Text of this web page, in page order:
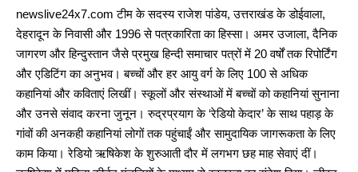
newslive24x7.com टीम के सदस्य राजेश पांडेय, उत्तराखंड के डोईवाला,
देहरादून के निवासी और 1996 से पत्रकारिता का हिस्सा। अमर उजाला, दैनिक
जागरण और हिन्दुस्तान जैसे प्रमुख हिन्दी समाचार पत्रों में 20 वर्षों तक रिपोर्टिंग
और एडिटिंग का अनुभव। बच्चों और हर आयु वर्ग के लिए 100 से अधिक
कहानियां और कविताएं लिखीं। स्कूलों और संस्थाओं में बच्चों को कहानियां सुनाना
और उनसे संवाद करना जुनून। रुद्रप्रयाग के ‘रेडियो केदार’ के साथ पहाड़ के
गांवों की अनकही कहानियां लोगों तक पहुंचाईं और सामुदायिक जागरूकता के लिए
काम किया। रेडियो ऋषिकेश के शुरुआती दौर में लगभग छह माह सेवाएं दीं।